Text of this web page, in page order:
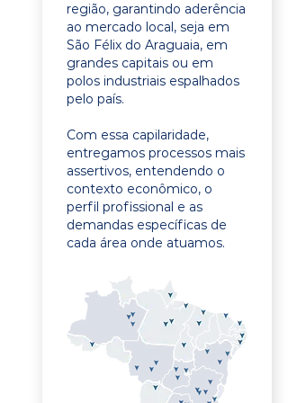
região, garantindo aderência
ao mercado local, seja em
São Félix do Araguaia, em
grandes capitais ou em
polos industriais espalhados
pelo país.
Com essa capilaridade,
entregamos processos mais
assertivos, entendendo o
contexto econômico, o
perfil profissional e as
demandas específicas de
cada área onde atuamos.